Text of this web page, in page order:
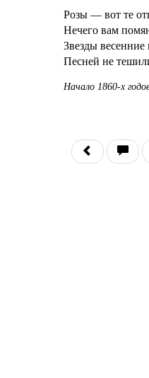
Розы — вот те
Нечего вам
Звезды весенние
Песней не
Начало 1860-х